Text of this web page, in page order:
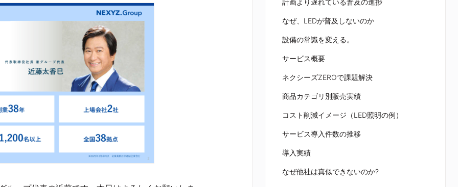
計画より遅れている普及の進捗
なぜ、LEDが普及しないのか
設備の常識を変える。
サービス概要
ネクシーズZEROで課題解決
商品カテゴリ別販売実績
コスト削減イメージ（LED照明の例）
サービス導入件数の推移
導入実績
なぜ他社は真似できないのか?